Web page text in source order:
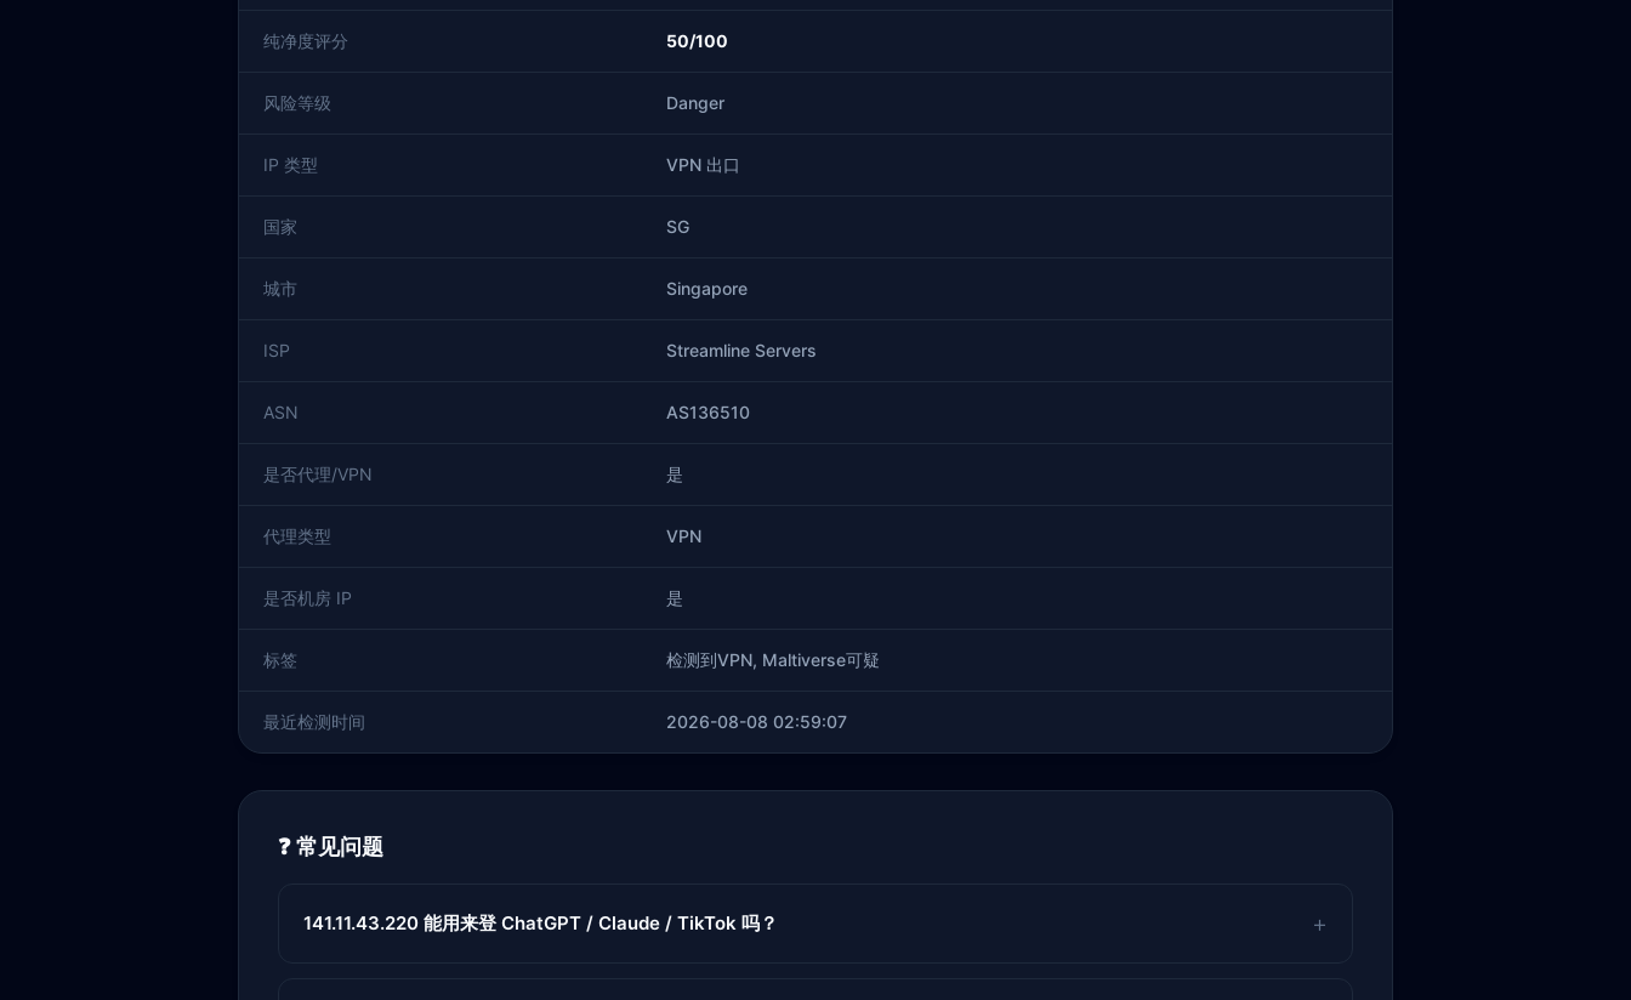
纯净度评分 50/100
风险等级 Danger
IP 类型 VPN 出口
国家 SG
城市 Singapore
ISP Streamline Servers
ASN AS136510
是否代理/VPN 是
代理类型 VPN
是否机房 IP 是
标签 检测到VPN, Maltiverse可疑
最近检测时间 2026-08-08 02:59:07
❓ 常见问题
141.11.43.220 能用来登 ChatGPT / Claude / TikTok 吗？